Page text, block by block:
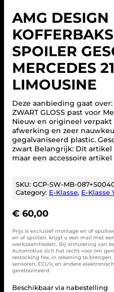
AMG DESIGN
SPOILER
MERCEDES
LIMOUSINE
Deze aanbieding gaat over:
ZWART GLOSS past voor
Nieuw en origineel
afwerking en zeer
gegalvaniseerd plastic.
zwart Belangrijk: Dit artikel
maar een accessoire artikel
SKU: GCP-SW-MB-
Category: E-Klasse, E-Klasse
€ 60,00
Prijs is exclusief montage en of
en of spuiten. krijgt u een mail met
werkzaamheden.. Bij annulering van
Automotive zich het recht voor om
restocking fee, in rekening te
sensoren, ECU’s, en andere
geretourneerd
Beschikbaar via nabestelling